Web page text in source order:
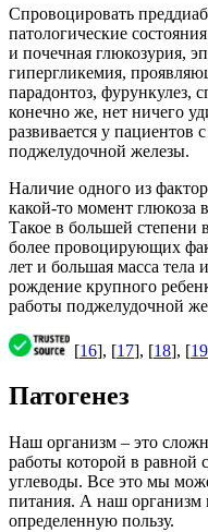
Спровоцировать
патологические
и почечная глюкозурия,
гипергликемия,
парадонтоз, фурункулез,
конечно же, нет ничего
развивается у пациентов
поджелудочной железы.
Наличие одного из
какой-то момент глюкоза
Такое в большей степени
более провоцирующих
лет и большая масса
рождение крупного
работы поджелудочной
[16], [17], [18], [19
Патогенез
Наш организм – это
работы которой в
углеводы. Все это мы
питания. А наш организм
определенную пользу.